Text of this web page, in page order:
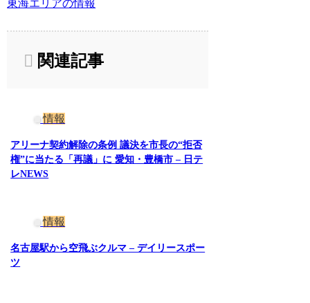
東海エリアの情報
関連記事
情報
アリーナ契約解除の条例 議決を市長の“拒否
権”に当たる「再議」に 愛知・豊橋市 – 日テ
レNEWS
情報
名古屋駅から空飛ぶクルマ – デイリースポー
ツ